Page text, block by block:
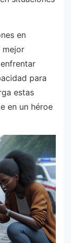
en
mejor
para
estas
en un héroe